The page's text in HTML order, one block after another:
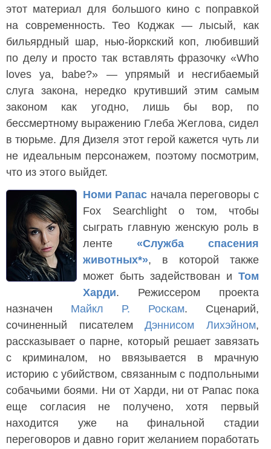
этот материал для большого кино с поправкой
на современность. Тео Коджак — лысый, как
бильярдный шар, нью-йоркский коп, любивший
по делу и просто так вставлять фразочку «Who
loves ya, babe?» — упрямый и несгибаемый
слуга закона, нередко крутивший этим самым
законом как угодно, лишь бы вор, по
бессмертному выражению Глеба Жеглова, сидел
в тюрьме. Для Дизеля этот герой кажется чуть ли
не идеальным персонажем, поэтому посмотрим,
что из этого выйдет.
Номи Рапас начала переговоры с
Fox Searchlight о том, чтобы
сыграть главную женскую роль в
ленте «Служба спасения
животных*», в которой также
может быть задействован и Том
Харди. Режиссером проекта
назначен Майкл Р. Роскам. Сценарий,
сочиненный писателемДэннисом Лихэйном,
рассказывает о парне, который решает завязать
с криминалом, но ввязывается в мрачную
историю c убийством, связанным с подпольными
собачьими боями. Ни от Харди, ни от Рапас пока
еще согласия не получено, хотя первый
находится уже на финальной стадии
переговоров и давно горит желанием поработать